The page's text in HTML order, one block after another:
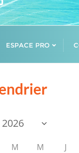
ESPACE PRO
M M J